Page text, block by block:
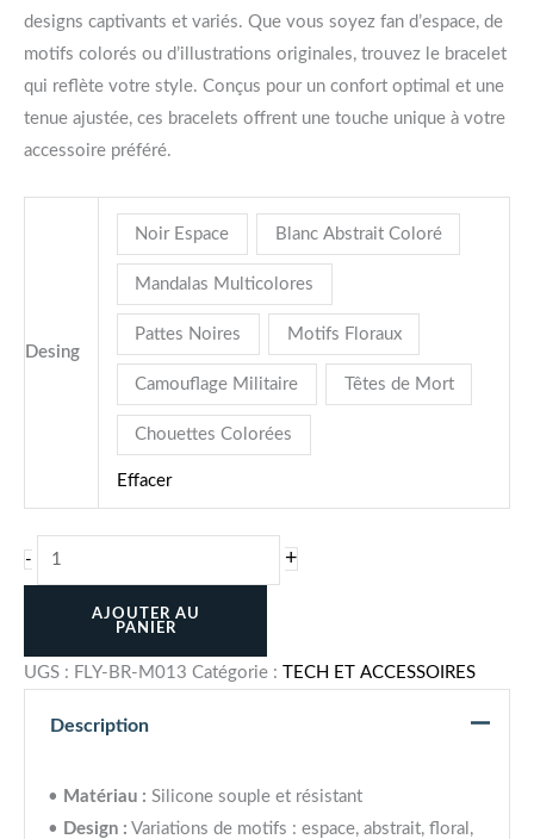
designs captivants et variés. Que vous soyez fan d’espace, de
motifs colorés ou d’illustrations originales, trouvez le bracelet
qui reflète votre style. Conçus pour un confort optimal et une
tenue ajustée, ces bracelets offrent une touche unique à votre
accessoire préféré.
Desing
Noir Espace Blanc Abstrait Coloré
Mandalas Multicolores
Pattes Noires Motifs Floraux
Camouflage Militaire Têtes de Mort
Chouettes Colorées
Effacer
- +
AJOUTER AU
PANIER
UGS : FLY-BR-M013 Catégorie : TECH ET ACCESSOIRES
Description
• Matériau : Silicone souple et résistant
• Design : Variations de motifs : espace, abstrait, floral,